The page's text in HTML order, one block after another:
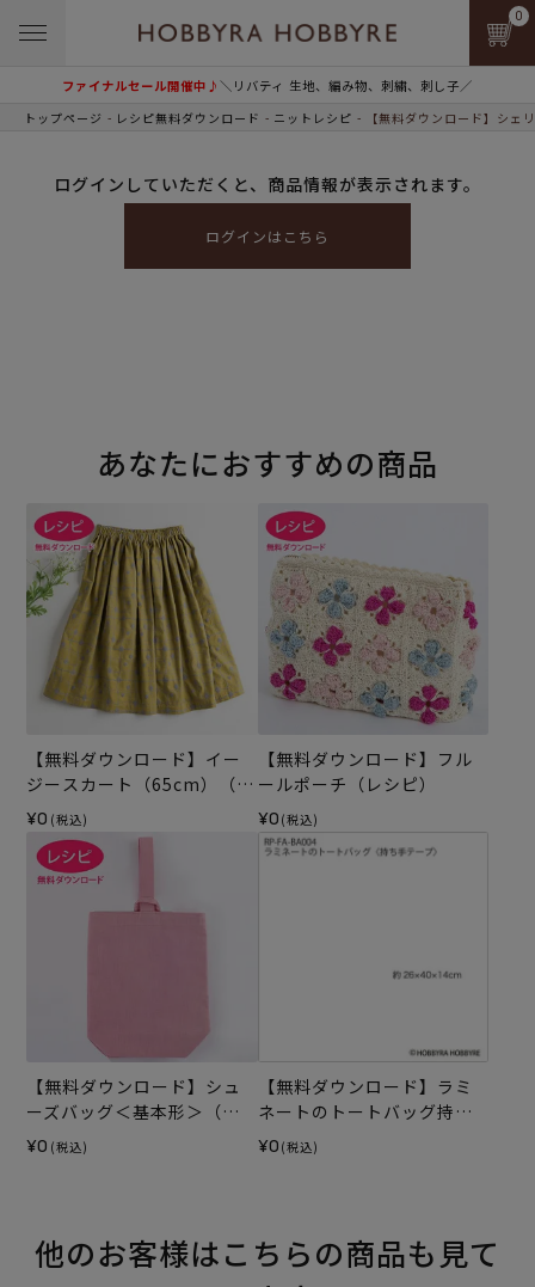
ファイナルセール開催中♪＼リバティ 生地、編み物、刺繍、刺し子／
0
トップページ レシピ無料ダウンロード ニットレシピ 【無料ダウンロード】シェ
ログインしていただくと、商品情報が表示されます。
ログインはこちら
あなたにおすすめの商品
【無料ダウンロード】イー
ジースカート（65cm）（レ
シピ）
¥0 (税込)
【無料ダウンロード】フル
ールポーチ（レシピ）
¥0 (税込)
【無料ダウンロード】シュ
ーズバッグ＜基本形＞（レ
シピ）
¥0 (税込)
【無料ダウンロード】ラミ
ネートのトートバッグ持ち
手テープ（レシピ）
¥0 (税込)
他のお客様はこちらの商品も見て